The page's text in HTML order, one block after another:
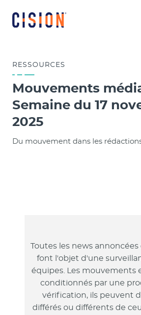
RESSOURCES
Mouvements
Semaine du 17
2025
Du mouvement dans les
Toutes les news annoncées
font l'objet d'une
équipes. Les mouvements
conditionnés par une
vérification, ils peuvent
différés ou différents de